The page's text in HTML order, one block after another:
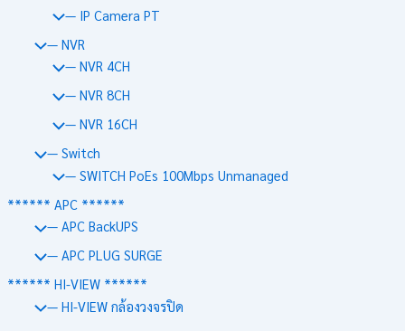
— IP Camera PT
— NVR
— NVR 4CH
— NVR 8CH
— NVR 16CH
— Switch
— SWITCH PoEs 100Mbps Unmanaged
****** APC ******
— APC BackUPS
— APC PLUG SURGE
****** HI-VIEW ******
— HI-VIEW กล้องวงจรปิด